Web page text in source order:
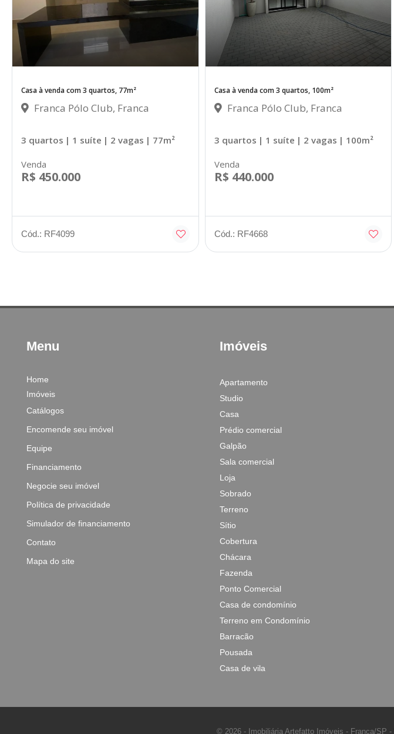
Casa à venda com 3 quartos, 77m²
Franca Pólo Club, Franca
3 quartos | 1 suíte | 2 vagas | 77m²
Venda
R$ 450.000
Cód.: RF4099
Casa à venda com 3 quartos, 100m²
Franca Pólo Club, Franca
3 quartos | 1 suíte | 2 vagas | 100m²
Venda
R$ 440.000
Cód.: RF4668
Menu
Home
Imóveis
Catálogos
Encomende seu imóvel
Equipe
Financiamento
Negocie seu imóvel
Política de privacidade
Simulador de financiamento
Contato
Mapa do site
Imóveis
Apartamento
Studio
Casa
Prédio comercial
Galpão
Sala comercial
Loja
Sobrado
Terreno
Sítio
Cobertura
Chácara
Fazenda
Ponto Comercial
Casa de condomínio
Terreno em Condomínio
Barracão
Pousada
Casa de vila
© 2026 - Imobiliária Artefatto Imóveis - Franca/SP -